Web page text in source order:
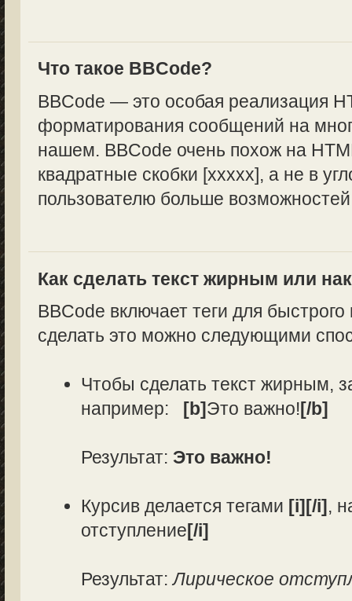
Что такое BBCode?
BBCode — это особая реализация
форматирования сообщений на
нашем. BBCode очень похож на
квадратные скобки [xxxxx], а не в
пользователю больше
Как сделать текст жирным или
BBCode включает теги для
сделать это можно следующими
Чтобы сделать текст жирным,
например: [b]Это важно![/b]
Результат: Это важно!
Курсив делается тегами [i][/i],
отступление[/i]
Результат:Лирическое